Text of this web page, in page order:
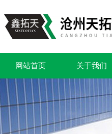
网站首页 关于我们